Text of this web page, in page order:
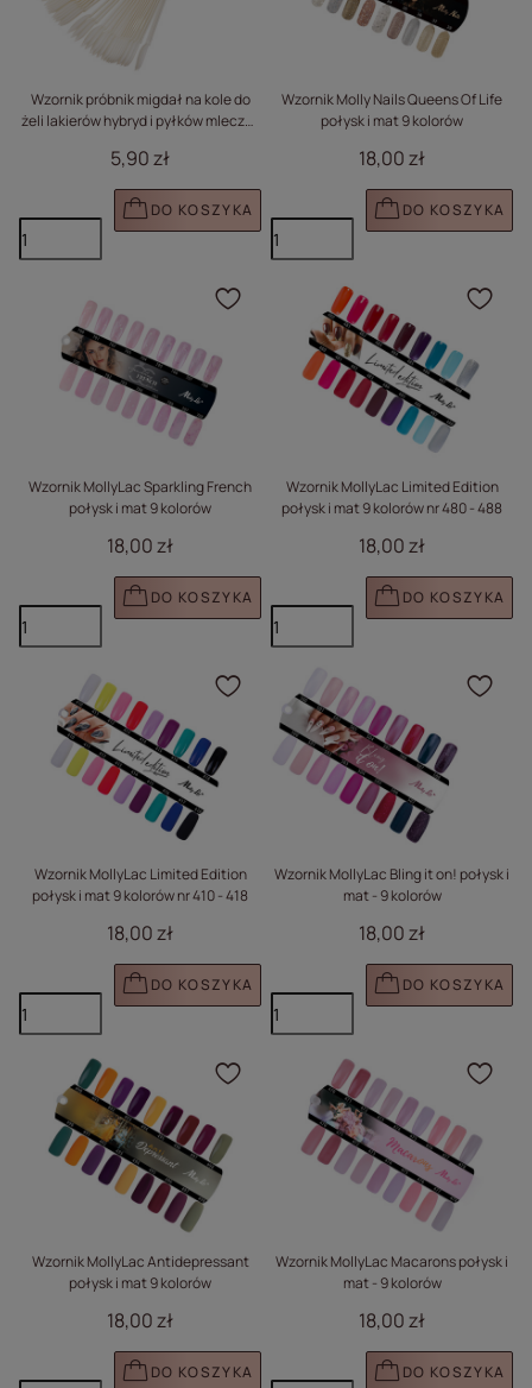
Wzornik próbnik migdał na kole do
żeli lakierów hybryd i pyłków mleczny
5,90 zł
DO KOSZYKA
Wzornik Molly Nails Queens Of Life
połysk i mat 9 kolorów
18,00 zł
DO KOSZYKA
Wzornik MollyLac Sparkling French
połysk i mat 9 kolorów
18,00 zł
DO KOSZYKA
Kliknij, aby dodać
Wzornik MollyLac Limited Edition
połysk i mat 9 kolorów nr 480 - 488
18,00 zł
DO KOSZYKA
Wzornik MollyLac Limited Edition
połysk i mat 9 kolorów nr 410 - 418
18,00 zł
DO KOSZYKA
Kliknij, aby dodać
Wzornik MollyLac Bling it on! połysk i
mat - 9 kolorów
18,00 zł
DO KOSZYKA
Wzornik MollyLac Antidepressant
połysk i mat 9 kolorów
18,00 zł
DO KOSZYKA
Kliknij, aby dodać
Wzornik MollyLac Macarons połysk i
mat - 9 kolorów
18,00 zł
DO KOSZYKA